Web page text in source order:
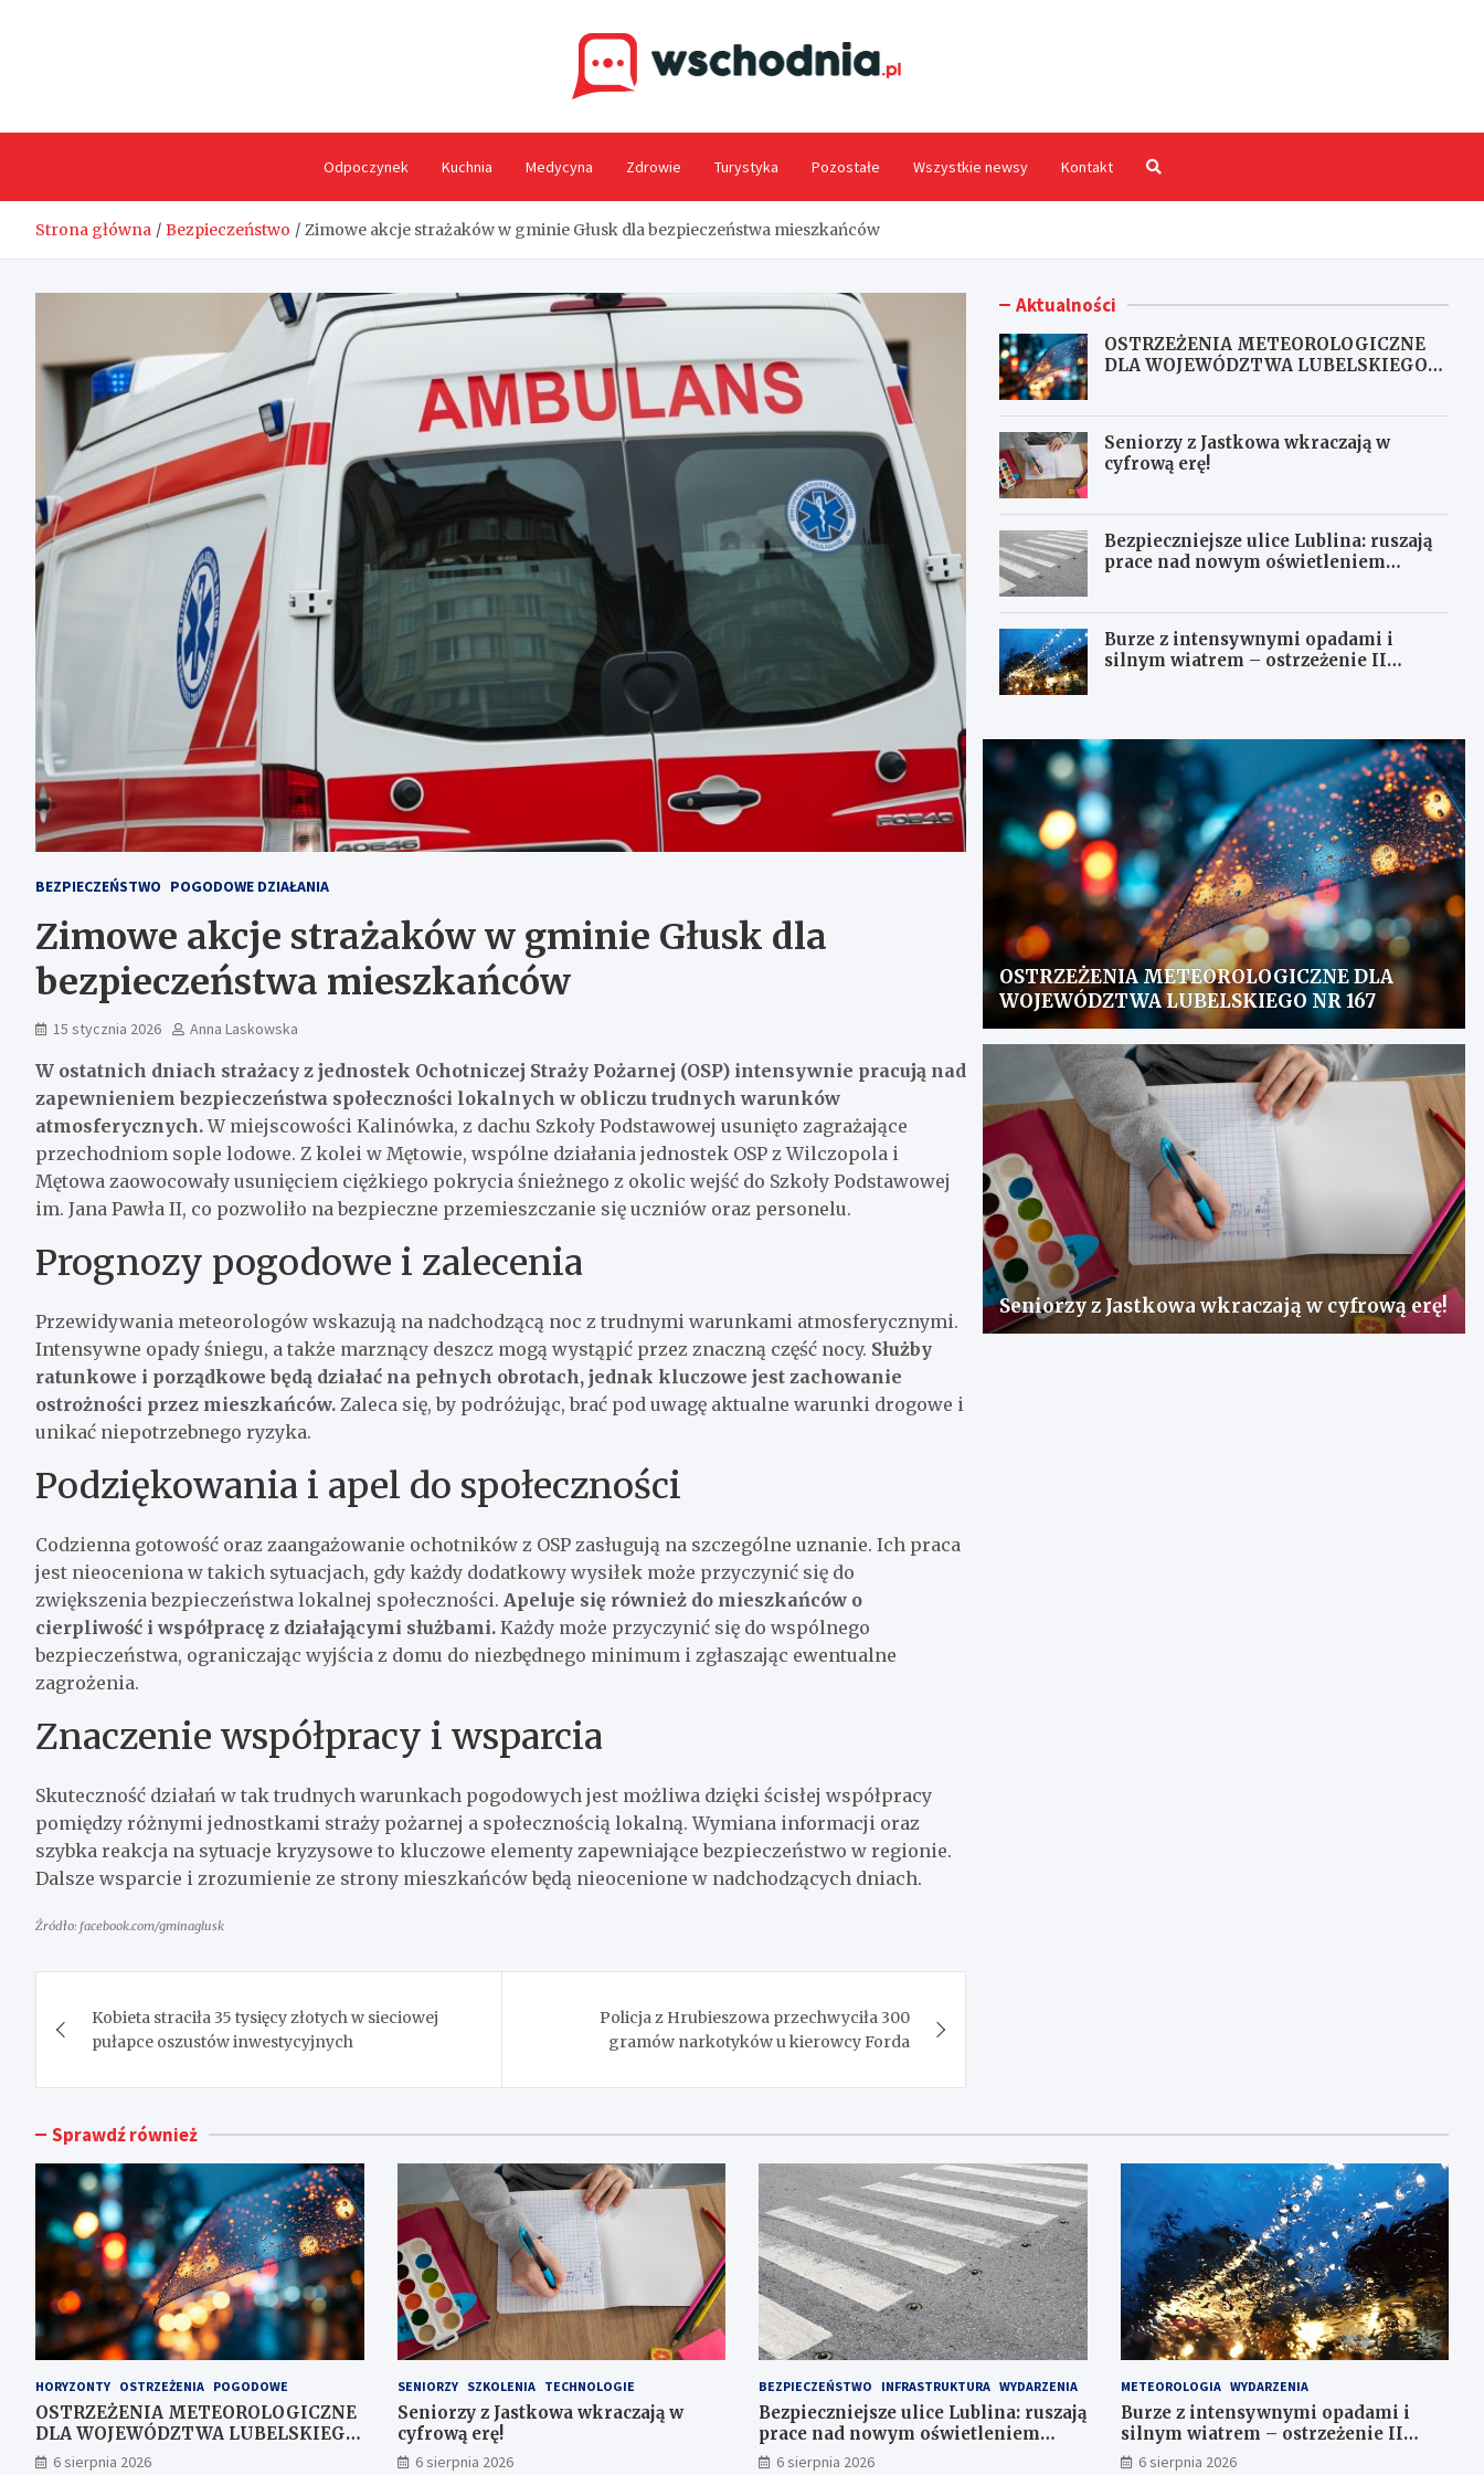
Odpoczynek Kuchnia Medycyna Zdrowie Turystyka Pozostałe Wszystkie newsy Kontakt
Strona główna Bezpieczeństwo Zimowe akcje strażaków w gminie Głusk dla bezpieczeństwa mieszkańców
BEZPIECZEŃSTWO POGODOWE DZIAŁANIA
Zimowe akcje strażaków w gminie Głusk dla
bezpieczeństwa mieszkańców
15 stycznia 2026 Anna Laskowska
W ostatnich dniach strażacy z jednostek Ochotniczej Straży Pożarnej (OSP) intensywnie pracują nad
zapewnieniem bezpieczeństwa społeczności lokalnych w obliczu trudnych warunków
atmosferycznych.W miejscowości Kalinówka, z dachu Szkoły Podstawowej usunięto zagrażające
przechodniom sople lodowe. Z kolei w Mętowie, wspólne działania jednostek OSP z Wilczopola i
Mętowa zaowocowały usunięciem ciężkiego pokrycia śnieżnego z okolic wejść do Szkoły Podstawowej
im. Jana Pawła II, co pozwoliło na bezpieczne przemieszczanie się uczniów oraz personelu.
Prognozy pogodowe i zalecenia
Przewidywania meteorologów wskazują na nadchodzącą noc z trudnymi warunkami atmosferycznymi.
Intensywne opady śniegu, a także marznący deszcz mogą wystąpić przez znaczną część nocy. Służby
ratunkowe i porządkowe będą działać na pełnych obrotach, jednak kluczowe jest zachowanie
ostrożności przez mieszkańców. Zaleca się, by podróżując, brać pod uwagę aktualne warunki drogowe i
unikać niepotrzebnego ryzyka.
Podziękowania i apel do społeczności
Codzienna gotowość oraz zaangażowanie ochotników z OSP zasługują na szczególne uznanie. Ich praca
jest nieoceniona w takich sytuacjach, gdy każdy dodatkowy wysiłek może przyczynić się do
zwiększenia bezpieczeństwa lokalnej społeczności. Apeluje się również do mieszkańców o
cierpliwość i współpracę z działającymi służbami. Każdy może przyczynić się do wspólnego
bezpieczeństwa, ograniczając wyjścia z domu do niezbędnego minimum i zgłaszając ewentualne
zagrożenia.
Znaczenie współpracy i wsparcia
Skuteczność działań w tak trudnych warunkach pogodowych jest możliwa dzięki ścisłej współpracy
pomiędzy różnymi jednostkami straży pożarnej a społecznością lokalną. Wymiana informacji oraz
szybka reakcja na sytuacje kryzysowe to kluczowe elementy zapewniające bezpieczeństwo w regionie.
Dalsze wsparcie i zrozumienie ze strony mieszkańców będą nieocenione w nadchodzących dniach.
Źródło: facebook.com/gminaglusk
wpisu
Kobieta straciła 35 tysięcy złotych w sieciowej
pułapce oszustów inwestycyjnych
Policja z Hrubieszowa przechwyciła 300
gramów narkotyków u kierowcy Forda
Aktualności
OSTRZEŻENIA METEOROLOGICZNE
DLA WOJEWÓDZTWA LUBELSKIEGO
Seniorzy z Jastkowa wkraczają w
cyfrową erę!
Bezpieczniejsze ulice Lublina: ruszają
prace nad nowym oświetleniem
Burze z intensywnymi opadami i
silnym wiatrem – ostrzeżenie II
OSTRZEŻENIA METEOROLOGICZNE DLA
WOJEWÓDZTWA LUBELSKIEGO NR 167
Seniorzy z Jastkowa wkraczają w cyfrową erę!
Sprawdź również
HORYZONTY OSTRZEŻENIA POGODOWE
OSTRZEŻENIA METEOROLOGICZNE
DLA WOJEWÓDZTWA LUBELSKIEGO
NR 167
6 sierpnia 2026
SENIORZY SZKOLENIA TECHNOLOGIE
Seniorzy z Jastkowa wkraczają w
cyfrową erę!
6 sierpnia 2026
BEZPIECZEŃSTWO INFRASTRUKTURA WYDARZENIA
Bezpieczniejsze ulice Lublina: ruszają
prace nad nowym oświetleniem
przejść dla pieszych!
6 sierpnia 2026
METEOROLOGIA WYDARZENIA
Burze z intensywnymi opadami i
silnym wiatrem – ostrzeżenie II
stopnia!
6 sierpnia 2026